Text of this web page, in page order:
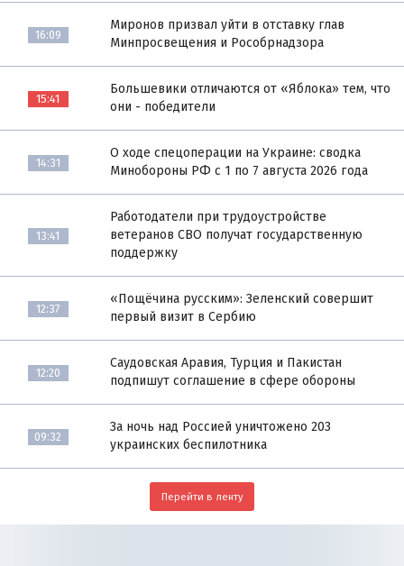
16:09
Миронов призвал уйти в отставку глав
Минпросвещения и Рособрнадзора
15:41
Большевики отличаются от «Яблока» тем, что
они - победители
14:31
О ходе спецоперации на Украине: сводка
Минобороны РФ с 1 по 7 августа 2026 года
13:41
Работодатели при трудоустройстве
ветеранов СВО получат государственную
поддержку
12:37
«Пощёчина русским»: Зеленский совершит
первый визит в Сербию
12:20
Саудовская Аравия, Турция и Пакистан
подпишут соглашение в сфере обороны
09:32
За ночь над Россией уничтожено 203
украинских беспилотника
Перейти в ленту